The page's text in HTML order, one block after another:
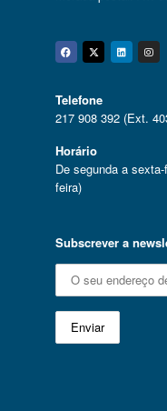
Twitter
Telefone
217 908 392 (Ext.
Horário
De segunda a
feira)
Subscrever a